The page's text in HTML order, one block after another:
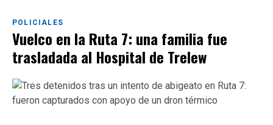
POLICIALES
Vuelco en la Ruta 7: una familia fue
trasladada al Hospital de Trelew